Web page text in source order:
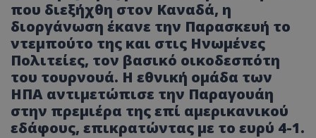
που διεξήχθη στον Καναδά, η
διοργάνωση έκανε την Παρασκευή το
ντεμπούτο της και στις Ηνωμένες
Πολιτείες, τον βασικό οικοδεσπότη
του τουρνουά. Η εθνική ομάδα των
ΗΠΑ αντιμετώπισε την Παραγουάη
στην πρεμιέρα της επί αμερικανικού
εδάφους, επικρατώντας με το ευρύ 4-1.